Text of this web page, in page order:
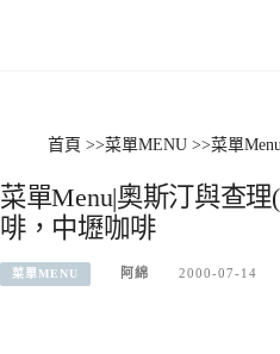
首頁 >>菜單MENU >>菜單
菜單Menu|奧斯汀與查
啡，中壢咖啡
菜單MENU 阿綿 2000-07-14